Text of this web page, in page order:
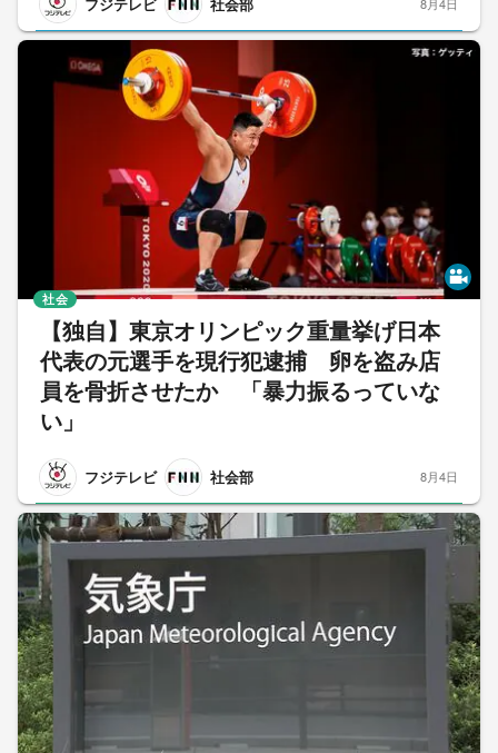
8月4日
【独自】東京オリンピック重量挙げ日本
代表の元選手を現行犯逮捕 卵を盗み店
員を骨折させたか 「暴力振るっていな
い」
フジテレビ 社会部
社会
8月4日